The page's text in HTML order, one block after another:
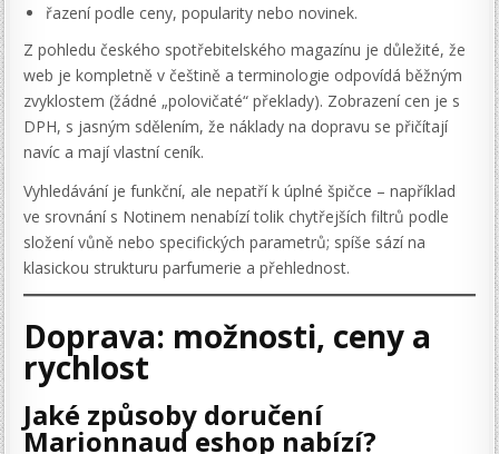
řazení podle ceny, popularity nebo novinek.
Z pohledu českého spotřebitelského magazínu je důležité, že
web je kompletně v češtině a terminologie odpovídá běžným
zvyklostem (žádné „polovičaté“ překlady). Zobrazení cen je s
DPH, s jasným sdělením, že náklady na dopravu se přičítají
navíc a mají vlastní ceník.
Vyhledávání je funkční, ale nepatří k úplné špičce – například
ve srovnání s Notinem nenabízí tolik chytřejších filtrů podle
složení vůně nebo specifických parametrů; spíše sází na
klasickou strukturu parfumerie a přehlednost.
Doprava: možnosti, ceny a
rychlost
Jaké způsoby doručení
Marionnaud eshop nabízí?